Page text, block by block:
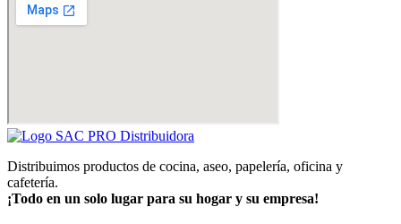
Distribuimos productos de cocina, aseo, papelería, oficina y
cafetería.
¡Todo en un solo lugar para su hogar y su empresa!